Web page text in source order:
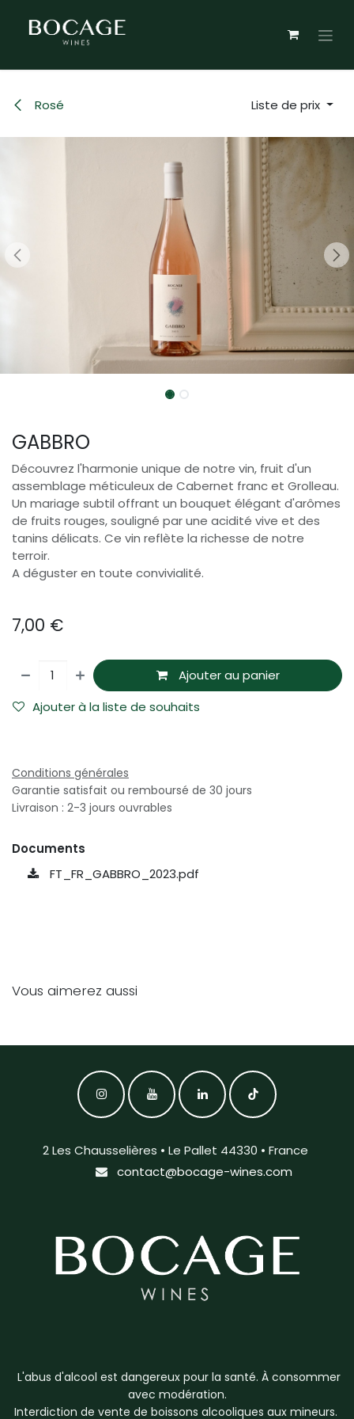
Rosé Liste de prix
GABBRO
Découvrez l'harmonie unique de notre vin, fruit d'un
assemblage méticuleux de Cabernet franc et Grolleau.
Un mariage subtil offrant un bouquet élégant d'arômes
de fruits rouges, souligné par une acidité vive et des
tanins délicats. Ce vin reflète la richesse de notre
terroir.
A déguster en toute convivialité.
7,00 €
Ajouter au panier
Ajouter à la liste de souhaits
Conditions générales
Garantie satisfait ou remboursé de 30 jours
Livraison : 2-3 jours ouvrables
Documents
FT_FR_GABBRO_2023.pdf
Vous aimerez aussi
2 Les Chausselières • Le Pallet 44330 • France
contact@bocage-wines.com
L'abus d'alcool est dangereux pour la santé. À consommer
avec modération.
Interdiction de vente de boissons alcooliques aux mineurs.